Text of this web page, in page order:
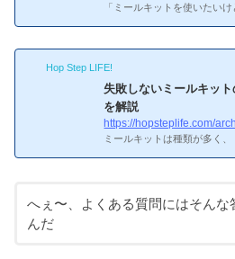
「ミールキットを使いたい
ついて詳しく知りたい！安
シケイ プチママ：1食約400
人前で1日約800〜1,000円（
キットの中では最安クラス
取り分けレシピも付いてお
大人気。お試し5daysなら1
ヨシケイ Cut M...
Hop Step LIFE!
失敗しないミールキッ
を解説
https://hopsteplife.com/
ミールキットは種類が多く
が見つかります。ミールキ
予…ちょっと不安だなぁミ
料金と予算まず確認すべき
2人暮らしで週5日利用した
へぇ〜、よくある質問にはそんな
んだ